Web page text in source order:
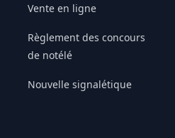
Vente en ligne
Règlement des concours
de notélé
Nouvelle signalétique